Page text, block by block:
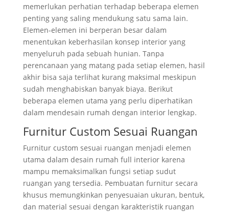
memerlukan perhatian terhadap beberapa elemen
penting yang saling mendukung satu sama lain.
Elemen-elemen ini berperan besar dalam
menentukan keberhasilan konsep interior yang
menyeluruh pada sebuah hunian. Tanpa
perencanaan yang matang pada setiap elemen, hasil
akhir bisa saja terlihat kurang maksimal meskipun
sudah menghabiskan banyak biaya. Berikut
beberapa elemen utama yang perlu diperhatikan
dalam mendesain rumah dengan interior lengkap.
Furnitur Custom Sesuai Ruangan
Furnitur custom sesuai ruangan menjadi elemen
utama dalam desain rumah full interior karena
mampu memaksimalkan fungsi setiap sudut
ruangan yang tersedia. Pembuatan furnitur secara
khusus memungkinkan penyesuaian ukuran, bentuk,
dan material sesuai dengan karakteristik ruangan